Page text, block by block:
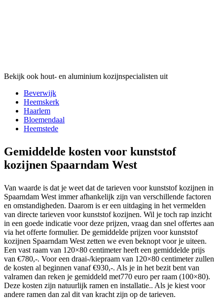
Bekijk ook hout- en aluminium kozijnspecialisten uit
Beverwijk
Heemskerk
Haarlem
Bloemendaal
Heemstede
Gemiddelde kosten voor kunststof
kozijnen Spaarndam West
Van waarde is dat je weet dat de tarieven voor kunststof kozijnen in
Spaarndam West immer afhankelijk zijn van verschillende factoren
en omstandigheden. Daarom is er een uitdaging in het vermelden
van directe tarieven voor kunststof kozijnen. Wil je toch rap inzicht
in een goede indicatie voor deze prijzen, vraag dan snel offertes aan
via het offerte formulier. De gemiddelde prijzen voor kunststof
kozijnen Spaarndam West zetten we even beknopt voor je uiteen.
Een vast raam van 120×80 centimeter heeft een gemiddelde prijs
van €780,-. Voor een draai-/kiepraam van 120×80 centimeter zullen
de kosten al beginnen vanaf €930,-. Als je in het bezit bent van
valramen dan reken je gemiddeld met770 euro per raam (100×80).
Deze kosten zijn natuurlijk ramen en installatie.. Als je kiest voor
andere ramen dan zal dit van kracht zijn op de tarieven.